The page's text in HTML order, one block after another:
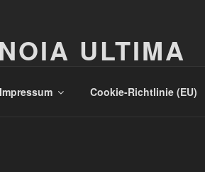
ULTIMA
Impressum Cookie-Richtlinie (EU)